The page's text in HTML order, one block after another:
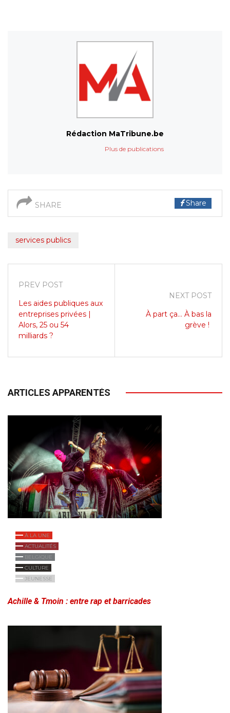
Rédaction MaTribune.be
Plus de publications
SHARE Share
services publics
PREV POST
Les aides publiques aux
entreprises privées |
Alors, 25 ou 54
milliards ?
NEXT POST
À part ça… À bas la
grève !
ARTICLES APPARENTÉS
À LA UNE
ACTUALITÉS
BELGIQUE
CULTURE
JEUNESSE
Achille & Tmoin : entre rap et barricades